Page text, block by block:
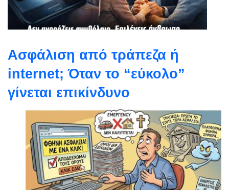
Ασφάλιση από τράπεζα ή
internet; Όταν το “εύκολο”
γίνεται επικίνδυνο